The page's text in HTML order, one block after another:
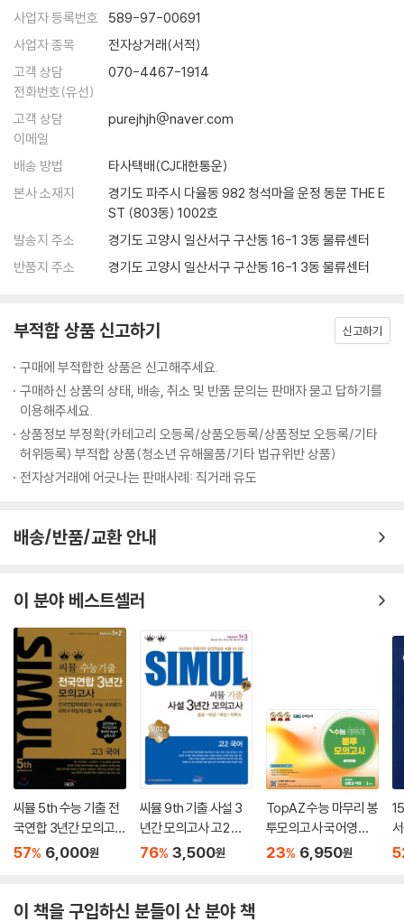
사업자 등록번호
589-97-00691
사업자 종목
전자상거래(서적)
고객 상담
전화번호(유선)
070-4467-1914
고객 상담
이메일
purejhjh@naver.com
배송 방법
타사택배(CJ대한통운)
본사 소재지
경기도 파주시 다율동 982 청석마을 운정 동문 THE E
ST (803동) 1002호
발송지 주소
경기도 고양시 일산서구 구산동 16-1 3동 물류센터
반품지 주소
경기도 고양시 일산서구 구산동 16-1 3동 물류센터
부적합 상품 신고하기 신고하기
구매에 부적합한 상품은 신고해주세요.
구매하신 상품의 상태, 배송, 취소 및 반품 문의는 판매자 묻고 답하기를
이용해주세요.
상품정보 부정확(카테고리 오등록/상품오등록/상품정보 오등록/기타
허위등록) 부적합 상품(청소년 유해물품/기타 법규위반 상품)
전자상거래에 어긋나는 판매사례: 직거래 유도
배송/반품/교환 안내
이 분야 베스트셀러
씨뮬 5th 수능 기출 전
국연합 3년간 모의고사
고3 국어 (2017년)
57% 6,000원
씨뮬 9th 기출 사설 3
년간 모의고사 고2 국
어 (2021년)
76% 3,500원
TopAZ 수능 마무리 봉
투모의고사 국어영역
화법과 작문 (2025년)
23% 6,950원
이 책을 구입하신 분들이 산 분야 책